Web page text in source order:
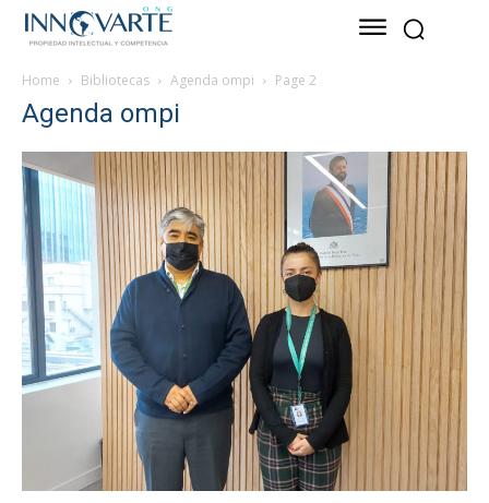
Home Bibliotecas Agenda ompi Page 2
Agenda ompi